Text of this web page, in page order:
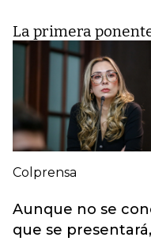
La primera
Colprensa
Aunque no se
que se